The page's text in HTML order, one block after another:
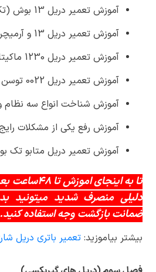
آموزش تعمیر دریل 13 بوش (تک پارت)
آموزش تعمیر دریل 13 و آرمیچر(دو پارت)
آموزش تعمیر دریل 1230 ماکیتا(تک پارت)
آموزش تعمیر دریل 0022 توسن (تک پارت)
آموزش شناخت انواع سه نظام
آموزش رفع یکی از مشکلات
آموزش تعمیر دریل متابو تک
تا به اینجای
دلیلی منصرف شدید میتونید
ضمانت بازگشت وجه استفاده کنید.
بیشتر بیاموزید: تعمیر باتری دریل